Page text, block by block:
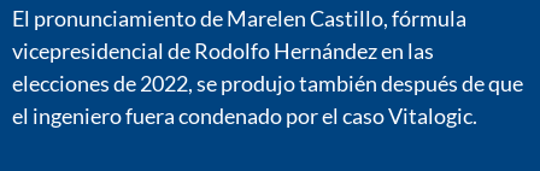
El pronunciamiento de Marelen Castillo, fórmula
vicepresidencial de Rodolfo Hernández en las
elecciones de 2022, se produjo también después de que
el ingeniero fuera condenado por el caso Vitalogic.